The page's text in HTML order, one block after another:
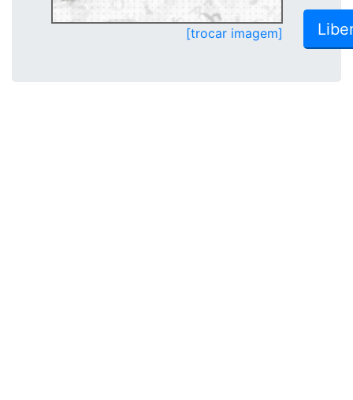
[trocar imagem]